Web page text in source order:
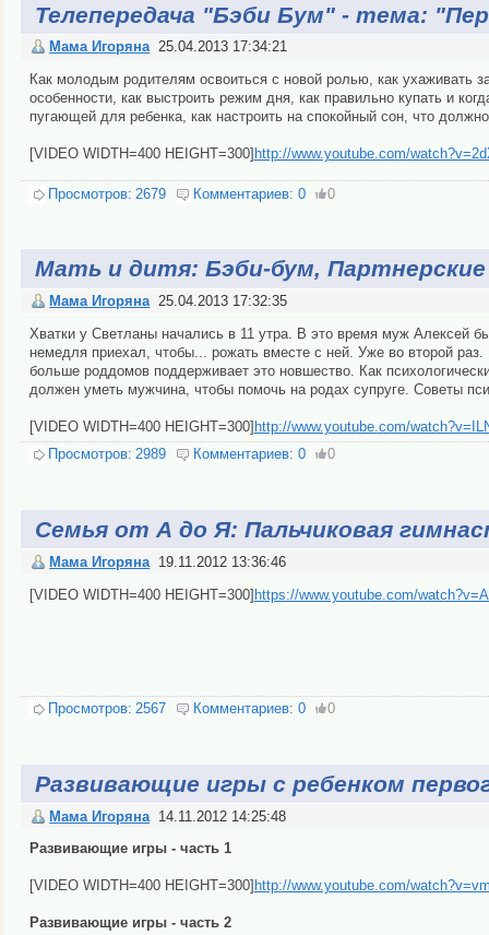
Телепередача "Бэби Бум" - тема:
Мама Игоряна 25.04.2013 17:34:21
Как молодым родителям освоиться с новой ролью, как ухаживать
особенности, как выстроить режим дня, как правильно купать и
пугающей для ребенка, как настроить на спокойный сон, что
[VIDEO WIDTH=400 HEIGHT=300] http://www.youtube.com/
Просмотров: 2679 Комментариев: 0 0
Мать и дитя: Бэби-бум,
Мама Игоряна 25.04.2013 17:32:35
Хватки у Светланы начались в 11 утра. В это время муж Алексей
немедля приехал, чтобы... рожать вместе с ней. Уже во второй
больше роддомов поддерживает это новшество. Как
должен уметь мужчина, чтобы помочь на родах супруге. Советы
[VIDEO WIDTH=400 HEIGHT=300] http://www.youtube.com/
Просмотров: 2989 Комментариев: 0 0
Семья от А до Я: Пальчиковая
Мама Игоряна 19.11.2012 13:36:46
[VIDEO WIDTH=400 HEIGHT=300]https://www.youtube.com/
Просмотров: 2567 Комментариев: 0 0
Развивающие игры с ребенком
Мама Игоряна 14.11.2012 14:25:48
Развивающие игры - часть 1
[VIDEO WIDTH=400 HEIGHT=300] http://www.youtube.com/
Развивающие игры - часть 2